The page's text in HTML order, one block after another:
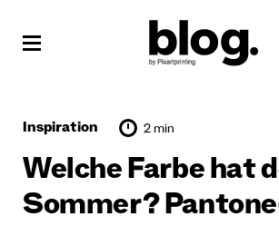
Inspiration 2 min
Welche Farbe hat
Sommer?